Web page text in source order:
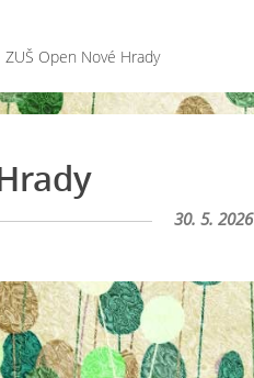
ZUŠ Open Nové Hrady
30. 5. 2026